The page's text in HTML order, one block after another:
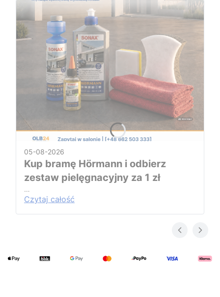
05-08-2026
Kup bramę Hörmann i odbierz
zestaw pielęgnacyjny za 1 zł
…
Czytaj całość